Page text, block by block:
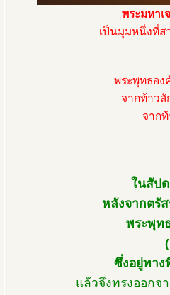
พระมหาเ
เป็นมุมหนึ่งที่ส
พระพุทธอง
จากท้าว
จาก
ในสัป
หลังจากตรั
พระพุท
ซึ่งอยู่ทาง
แล้วจึงทรงออกจ